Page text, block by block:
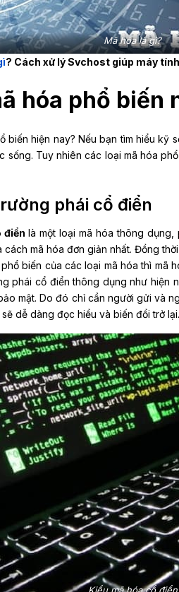
Mã hóa là gì?
? Cách xử lý Svchost giúp máy
hóa phổ biến
biến hiện nay? Nếu bạn tìm hiểu kỹ
sống. Tuy nhiên các loại mã hóa
phái cổ điển
điển là một loại mã hóa thông dụng,
mã hóa đơn giản nhất. Đồng
biến của các loại mã hóa thì mã
phái cổ điển thông dụng như hiện
mật. Do đó chỉ cần người gửi và
dễ dàng đọc hiểu và biến đổi trở lại.
Kiểu mã hóa cổ điển